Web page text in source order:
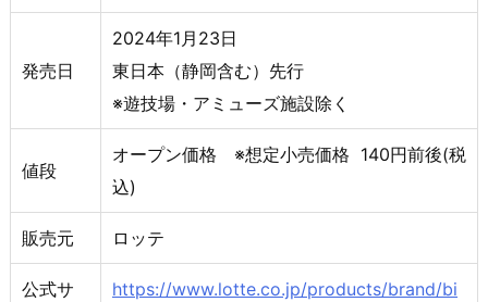
発売日
2024年1月23日
東日本（静岡含む）先行
※遊技場・アミューズ施設除く
値段
オープン価格 ※想定小売価格 140円前後(税
込)
販売元 ロッテ
公式サ
https://www.lotte.co.jp/products/brand/bi